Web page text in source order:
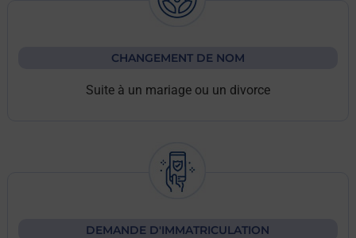
CHANGEMENT DE NOM
Suite à un mariage ou un divorce
DEMANDE D'IMMATRICULATION